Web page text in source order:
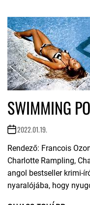
SWIMMING
2022.01.19.
Rendező: Francois
Charlotte Rampling,
angol bestseller krimi-
nyaralójába, hogy